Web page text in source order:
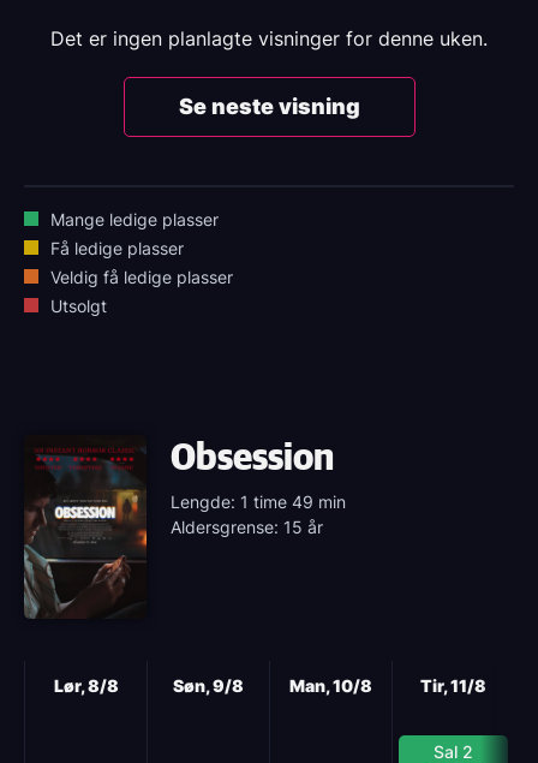
Det er ingen planlagte visninger for denne uken.
Se neste visning
Mange ledige plasser
Få ledige plasser
Veldig få ledige plasser
Utsolgt
Obsession
Lengde: 1 time 49 min
Aldersgrense: 15 år
Lør, 8/8 Søn, 9/8 Man, 10/8 Tir, 11/8
Sal 2